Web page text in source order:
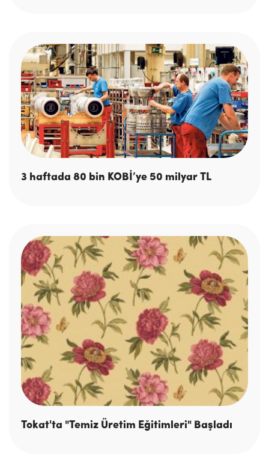
3 haftada 80 bin KOBİ’ye 50 milyar TL
Tokat'ta "Temiz Üretim Eğitimleri" Başladı